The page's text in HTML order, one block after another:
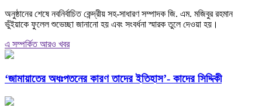
অনুষ্ঠানের শেষে নবনির্বাচিত কেন্দ্রীয় সহ-সাধারণ সম্পাদক জি. এম. মজিবুর রহমান
ভুঁইয়াকে ফুলেল শুভেচ্ছা জানানো হয় এবং সংবর্ধনা স্মারক তুলে দেওয়া হয়।
এ সম্পর্কিত আরও খবর
‘জামায়াতের অধঃপতনের কারণ তাদের ইতিহাস’- কাদের সিদ্দিকী